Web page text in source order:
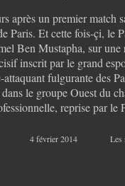
après un premier match
Paris. Et cette fois-çi, le
Ben Mustapha, sur
inscrit par le grand
attaquant fulgurante des
le groupe Ouest du
reprise par le
4 février 2014 Les